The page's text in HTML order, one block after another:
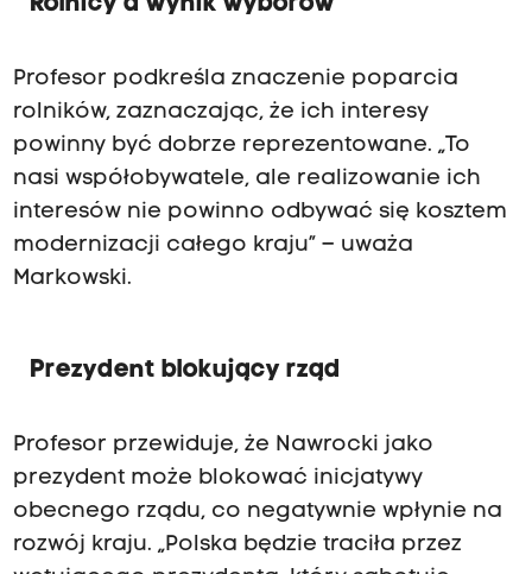
Profesor podkreśla znaczenie poparcia
rolników, zaznaczając, że ich interesy
powinny być dobrze reprezentowane. „To
nasi współobywatele, ale realizowanie ich
interesów nie powinno odbywać się kosztem
modernizacji całego kraju” – uważa
Markowski.
Prezydent blokujący rząd
Profesor przewiduje, że Nawrocki jako
prezydent może blokować inicjatywy
obecnego rządu, co negatywnie wpłynie na
rozwój kraju. „Polska będzie traciła przez